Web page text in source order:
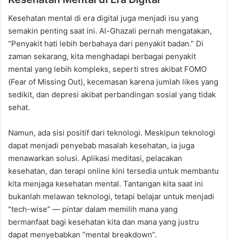
Kesehatan mental di era digital juga menjadi isu yang
semakin penting saat ini. Al-Ghazali pernah mengatakan,
“Penyakit hati lebih berbahaya dari penyakit badan.” Di
zaman sekarang, kita menghadapi berbagai penyakit
mental yang lebih kompleks, seperti stres akibat FOMO
(Fear of Missing Out), kecemasan karena jumlah likes yang
sedikit, dan depresi akibat perbandingan sosial yang tidak
sehat.
Namun, ada sisi positif dari teknologi. Meskipun teknologi
dapat menjadi penyebab masalah kesehatan, ia juga
menawarkan solusi. Aplikasi meditasi, pelacakan
kesehatan, dan terapi online kini tersedia untuk membantu
kita menjaga kesehatan mental. Tantangan kita saat ini
bukanlah melawan teknologi, tetapi belajar untuk menjadi
“tech-wise” — pintar dalam memilih mana yang
bermanfaat bagi kesehatan kita dan mana yang justru
dapat menyebabkan “mental breakdown”.